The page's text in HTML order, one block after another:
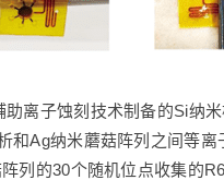
离子蚀刻技术制备的Si
Ag纳米蘑菇阵列之间等
列的30个随机位点收集的